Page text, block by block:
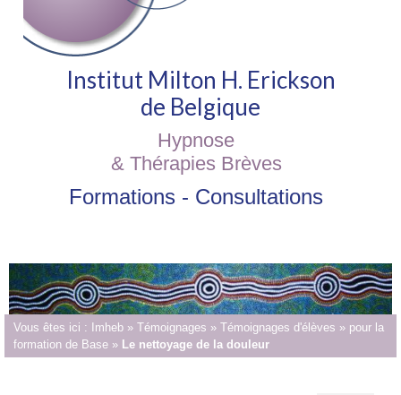
Institut Milton H. Erickson
de Belgique
Hypnose
& Thérapies Brèves
Formations - Consultations
Vous êtes ici : Imheb » Témoignages » Témoignages d'élèves » pour la
formation de Base » Le nettoyage de la douleur